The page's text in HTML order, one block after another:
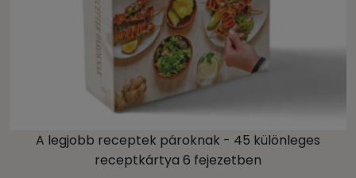
A legjobb receptek pároknak - 45 különleges
receptkártya 6 fejezetben